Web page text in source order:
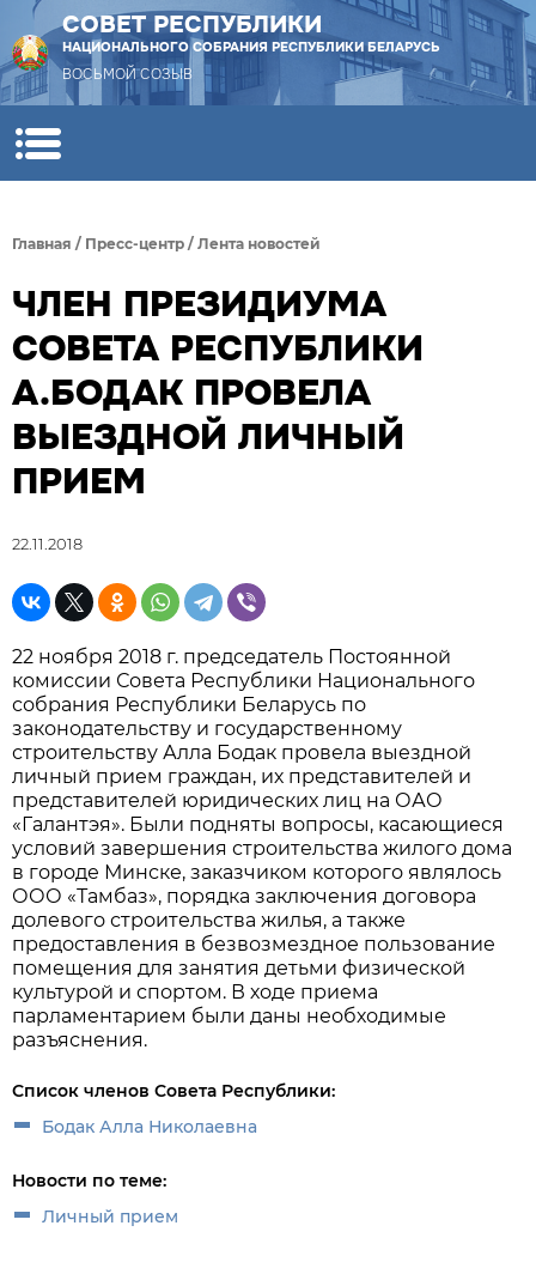
СОВЕТ РЕСПУБЛИКИ
НАЦИОНАЛЬНОГО СОБРАНИЯ РЕСПУБЛИКИ БЕЛАРУСЬ
ВОСЬМОЙ СОЗЫВ
Главная / Пресс-центр / Лента новостей
ЧЛЕН ПРЕЗИДИУМА
СОВЕТА РЕСПУБЛИКИ
А.БОДАК ПРОВЕЛА
ВЫЕЗДНОЙ ЛИЧНЫЙ
ПРИЕМ
22.11.2018
22 ноября 2018 г. председатель Постоянной
комиссии Совета Республики Национального
собрания Республики Беларусь по
законодательству и государственному
строительству Алла Бодак провела выездной
личный прием граждан, их представителей и
представителей юридических лиц на ОАО
«Галантэя». Были подняты вопросы, касающиеся
условий завершения строительства жилого дома
в городе Минске, заказчиком которого являлось
ООО «Тамбаз», порядка заключения договора
долевого строительства жилья, а также
предоставления в безвозмездное пользование
помещения для занятия детьми физической
культурой и спортом. В ходе приема
парламентарием были даны необходимые
разъяснения.
Список членов Совета Республики:
Бодак Алла Николаевна
Новости по теме:
Личный прием